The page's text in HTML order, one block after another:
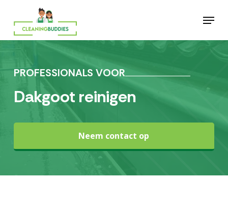
main
content
Menu
PROFESSIONALS VOOR
Dakgoot reinigen
Neem contact op